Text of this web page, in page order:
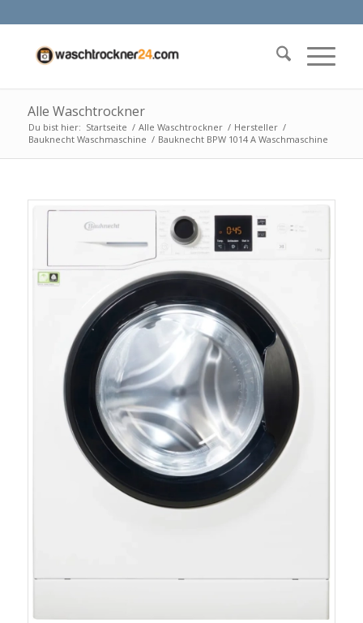
Alle Waschtrockner
Du bist hier: Startseite / Alle Waschtrockner / Hersteller /
Bauknecht Waschmaschine / Bauknecht BPW 1014 A Waschmaschine